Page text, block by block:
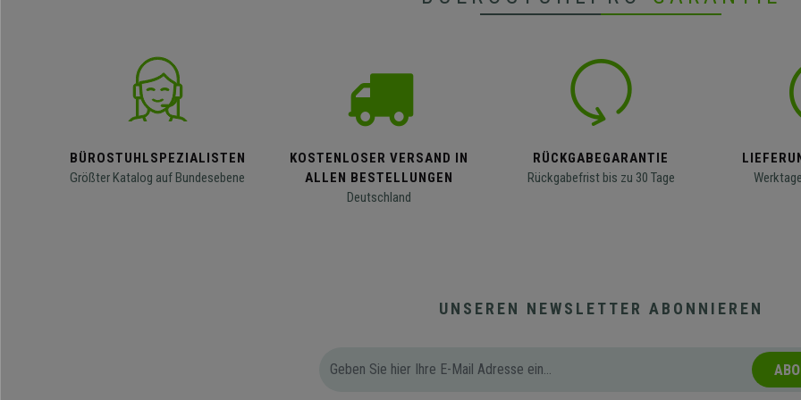
BÜROSTUHLSPEZIALISTEN
Größter Katalog auf Bundesebene
KOSTENLOSER VERSAND IN
ALLEN BESTELLUNGEN
Deutschland
RÜCKGABEGARANTIE
Rückgabefrist bis zu 30 Tage
UNSEREN NEWSLETTER ABONNIEREN